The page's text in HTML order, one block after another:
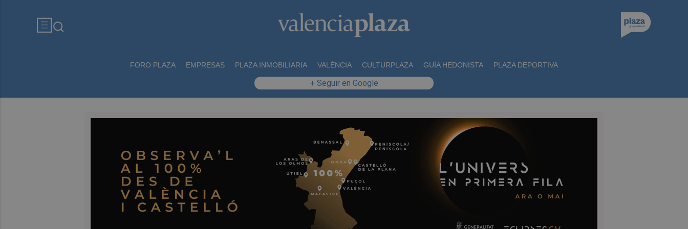
FORO PLAZA EMPRESAS PLAZA INMOBILIARIA VALÈNCIA CULTURPLAZA GUÍA HEDONISTA PLAZA DEPORTIVA
+ Seguir en Google